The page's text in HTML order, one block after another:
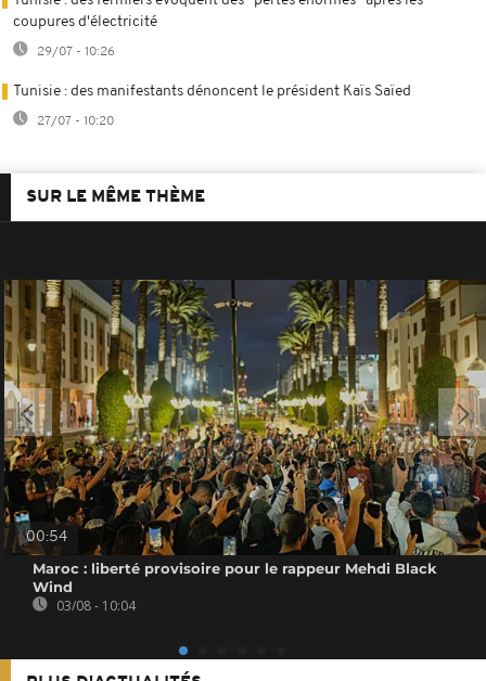
coupures d'électricité
29/07 - 10:26
Tunisie : des manifestants dénoncent le président Kaïs Saïed
27/07 - 10:20
SUR LE MÊME THÈME
00:54
Maroc : liberté provisoire pour le rappeur Mehdi Black
Wind
03/08 - 10:04